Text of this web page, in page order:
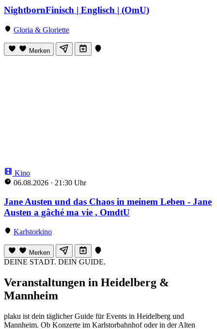
NightbornFinisch | Englisch | (OmU)
Gloria & Gloriette
Merken
Kino
06.08.2026 · 21:30 Uhr
Jane Austen und das Chaos in meinem Leben - Jane
Austen a gâché ma vie , OmdtU
Karlstorkino
Merken
DEINE STADT. DEIN GUIDE.
Veranstaltungen in Heidelberg &
Mannheim
plaku ist dein täglicher Guide für Events in Heidelberg und
Mannheim. Ob Konzerte im Karlstorbahnhof oder in der Alten